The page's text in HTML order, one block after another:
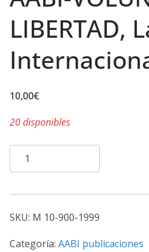
LIBERTAD,
10,00€
20 disponibles
AABI-
VOLUNTARIOS
LIBERTAD,
SKU: M 10-900-1999
Categoría: AABI publicaciones